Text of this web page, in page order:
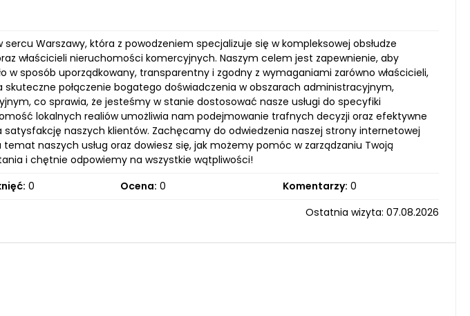
Warszawy, która z powodzeniem specjalizuje się w kompleksowej obsłudze
właścicieli nieruchomości komercyjnych. Naszym celem jest zapewnienie, aby
w sposób uporządkowany, transparentny i zgodny z wymaganiami zarówno właścicieli,
skuteczne połączenie bogatego doświadczenia w obszarach administracyjnym,
co sprawia, że jesteśmy w stanie dostosować nasze usługi do specyfiki
lokalnych realiów umożliwia nam podejmowanie trafnych decyzji oraz efektywne
satysfakcję naszych klientów. Zachęcamy do odwiedzenia naszej strony internetowej
naszych usług oraz dowiesz się, jak możemy pomóc w zarządzaniu Twoją
i chętnie odpowiemy na wszystkie wątpliwości!
0 Ocena: 0 Komentarzy: 0
Ostatnia wizyta: 07.08.2026